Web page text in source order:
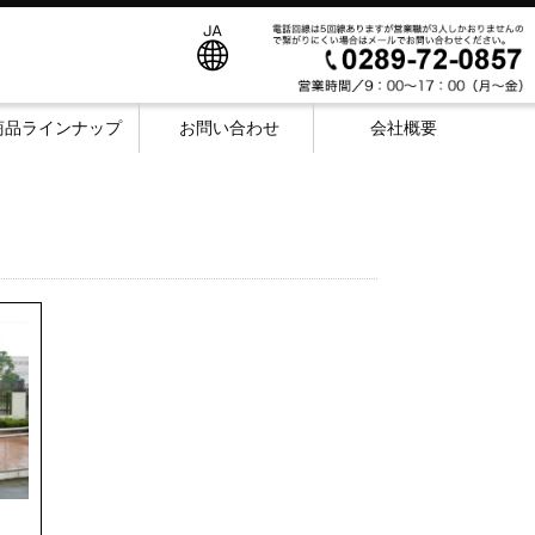
品ラインナップ お問い合わせ 会社概要